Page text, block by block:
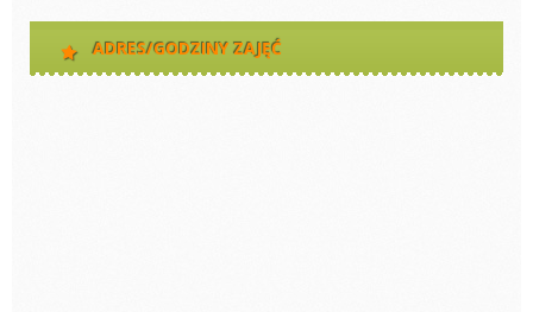
ADRES/GODZINY ZAJĘĆ